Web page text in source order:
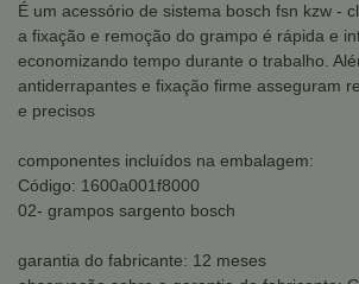
É um acessório de sistema bosch fsn kzw -
a fixação e remoção do grampo é rápida e
economizando tempo durante o trabalho.
antiderrapantes e fixação firme asseguram
e precisos
componentes incluídos na embalagem:
Código: 1600a001f8000
02- grampos sargento bosch
garantia do fabricante: 12 meses